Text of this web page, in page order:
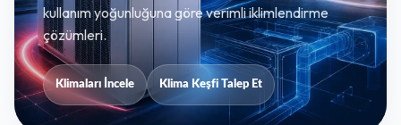
kullanım yoğunluğuna göre verimli iklimlendirme
çözümleri.
Klimaları İncele Klima Keşfi Talep Et